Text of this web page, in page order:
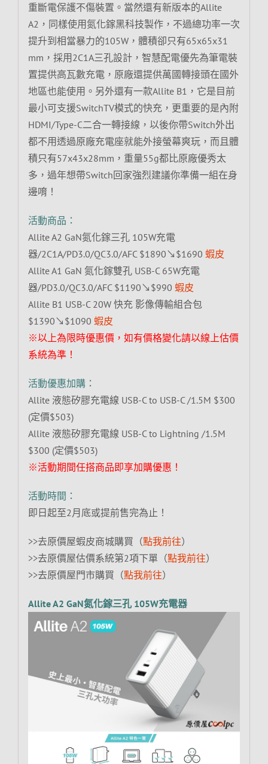
重斷電保護不傷裝置。當然還有新版本的Allite
A2，同樣使用氮化鎵黑科技製作，不過總功率一次
提升到相當暴力的105W，體積卻只有65x65x31
mm，採用2C1A三孔設計，智慧配電優先為筆電裝
置提供高瓦數充電，原廠還提供萬國轉接頭在國外
地區也能使用。另外還有一款Allite B1，它是目前
最小可支援SwitchTV模式的快充，更重要的是內附
HDMI/Type-C二合一轉接線，以後你帶Switch外出
都不用透過原廠充電座就能外接螢幕爽玩，而且體
積只有57x43x28mm，重量55g都比原廠優秀太
多，過年想帶Switch回家強烈建議你準備一組在身
邊唷！
活動商品：
Allite A2 GaN氮化鎵三孔 105W充電
器/2C1A/PD3.0/QC3.0/AFC $1890↘$1690 蝦皮
Allite A1 GaN 氮化鎵雙孔 USB-C 65W充電
器/PD3.0/QC3.0/AFC $1190↘$990 蝦皮
Allite B1 USB-C 20W 快充 影像傳輸組合包
$1390↘$1090 蝦皮
※以上為限時優惠價，如有價格變化請以線上估價
系統為準！
活動優惠加購：
Allite 液態矽膠充電線 USB-C to USB-C /1.5M $300
(定價$503)
Allite 液態矽膠充電線 USB-C to Lightning /1.5M
$300 (定價$503)
※活動期間任搭商品即享加購優惠！
活動時間：
即日起至2月底或提前售完為止！
>>去原價屋蝦皮商城購買（點我前往）
>>去原價屋估價系統第2項下單（點我前往）
>>去原價屋門市購買（點我前往）
Allite A2 GaN氮化鎵三孔 105W充電器